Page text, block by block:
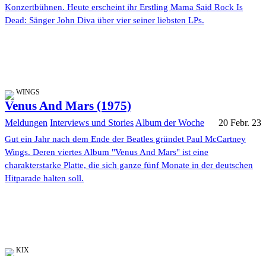
Konzertbühnen. Heute erscheint ihr Erstling Mama Said Rock Is
Dead: Sänger John Diva über vier seiner liebsten LPs.
WINGS
Venus And Mars (1975)
Meldungen Interviews und Stories Album der Woche 20 Febr. 23
Gut ein Jahr nach dem Ende der Beatles gründet Paul McCartney
Wings. Deren viertes Album "Venus And Mars" ist eine
charakterstarke Platte, die sich ganze fünf Monate in der deutschen
Hitparade halten soll.
KIX